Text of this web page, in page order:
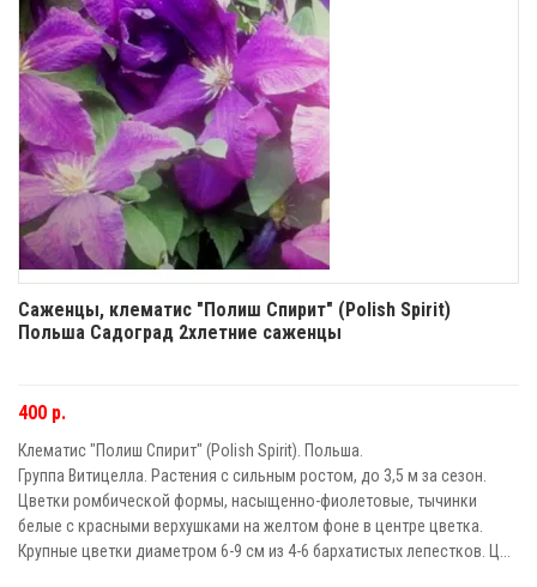
Саженцы, клематис "Полиш Спирит" (Polish Spirit)
Польша Садоград 2хлетние саженцы
400 р.
Клематис "Полиш Спирит" (Polish Spirit). Польша.
Группа Витицелла. Растения с сильным ростом, до 3,5 м за сезон.
Цветки ромбической формы, насыщенно-фиолетовые, тычинки
белые с красными верхушками на желтом фоне в центре цветка.
Крупные цветки диаметром 6-9 см из 4-6 бархатистых лепестков. Ц...